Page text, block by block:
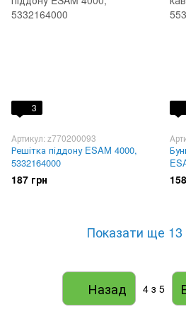
3
Артикул: z770200093
Решітка піддону ESAM 4000,
5332164000
187 грн
Показати ще 13
Назад 4 з 5